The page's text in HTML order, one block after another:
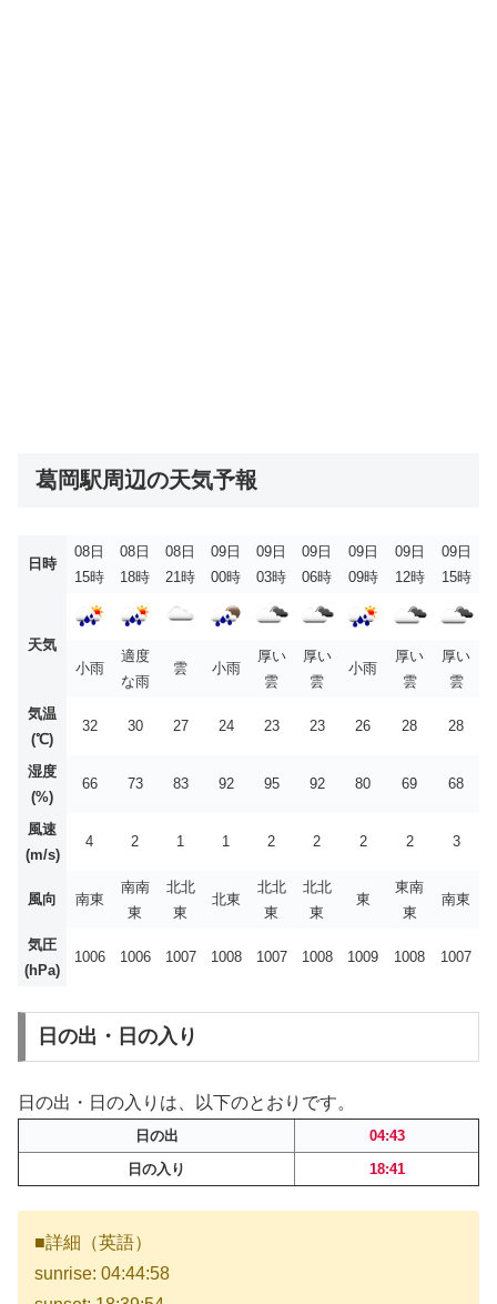
葛岡駅周辺の天気予報
日時
08日
15時
08日
18時
08日
21時
09日
00時
09日
03時
09日
06時
09日
09時
09日
12時
09日
15時
天気
小雨
適度
な雨
雲 小雨
厚い
雲
厚い
雲
小雨
厚い
雲
厚い
雲
気温
(℃)
32 30 27 24 23 23 26 28 28
湿度
(%)
66 73 83 92 95 92 80 69 68
風速
(m/s)
4 2 1 1 2 2 2 2 3
風向 南東
南南
東
北北
東
北東
北北
東
北北
東
東
東南
東
南東
気圧
(hPa)
1006 1006 1007 1008 1007 1008 1009 1008 1007
日の出・日の入り
日の出・日の入りは、以下のとおりです。
日の出
04:43
日の入り
18:41
■詳細（英語）
sunrise: 04:44:58